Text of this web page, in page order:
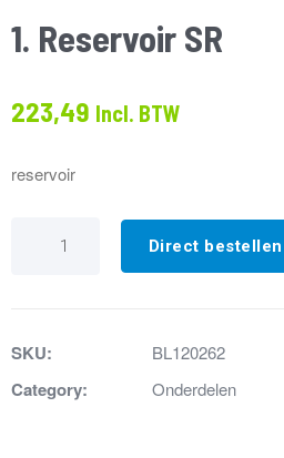
1. Reservoir SR
223,49 Incl. BTW
reservoir
Reservoir
Direct bestellen
SKU: BL120262
Category: Onderdelen